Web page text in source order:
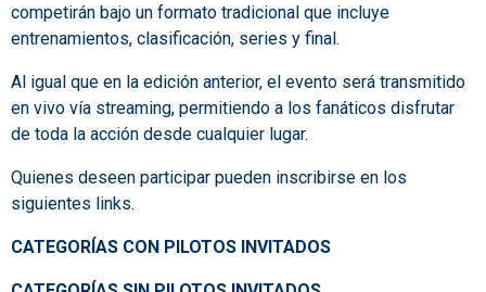
competirán bajo un formato tradicional que incluye
entrenamientos, clasificación, series y final.
Al igual que en la edición anterior, el evento será transmitido
en vivo vía streaming, permitiendo a los fanáticos disfrutar
de toda la acción desde cualquier lugar.
Quienes deseen participar pueden inscribirse en los
siguientes links.
CATEGORÍAS CON PILOTOS INVITADOS